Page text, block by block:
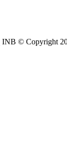
INB © Copyright